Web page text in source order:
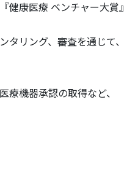
康医療 ベンチャー大賞』
リング、審査を通じて、
機器承認の取得など、